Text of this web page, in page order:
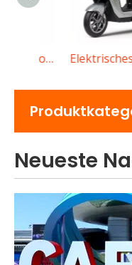
Neueste
Eine vollständige